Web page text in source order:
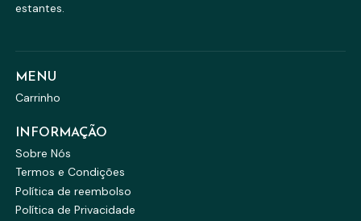
estantes.
MENU
Carrinho
INFORMAÇÃO
Sobre Nós
Termos e Condições
Política de reembolso
Política de Privacidade